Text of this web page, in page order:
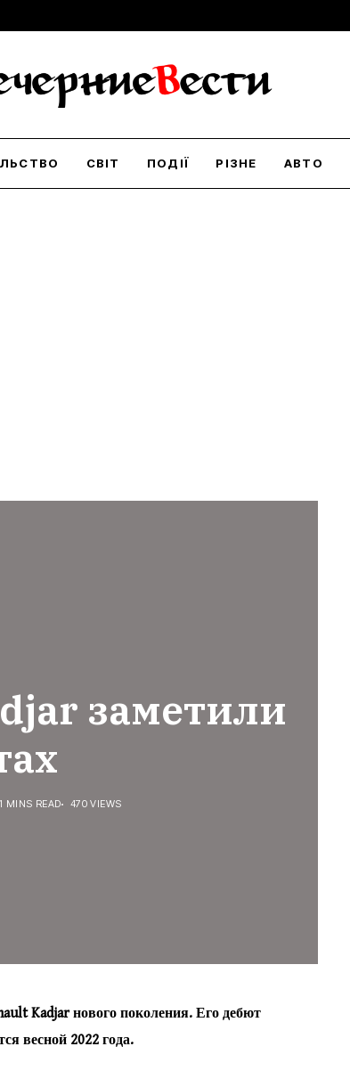
СВІТ ПОДІЇ РІЗНЕ АВТО
заметили
1 MINS READ 470 VIEWS
Kadjar нового поколения. Его дебют
весной 2022 года.